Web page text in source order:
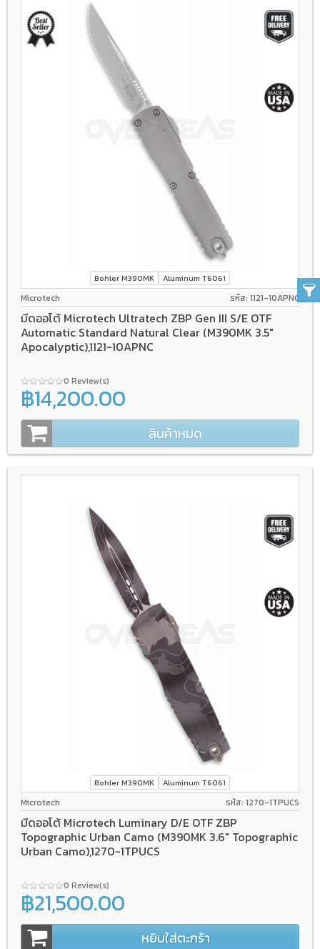
Bohler M390MK Aluminum T6061
Microtech รหัส: 1121-10APNC
มีดออโต้ Microtech Ultratech ZBP Gen III S/E OTF
Automatic Standard Natural Clear (M390MK 3.5"
Apocalyptic),1121-10APNC
0 Review(s)
฿14,200.00
สินค้าหมด
Bohler M390MK Aluminum T6061
Microtech รหัส: 1270-1TPUCS
มีดออโต้ Microtech Luminary D/E OTF ZBP
Topographic Urban Camo (M390MK 3.6" Topographic
Urban Camo),1270-1TPUCS
0 Review(s)
฿21,500.00
หยิบใส่ตะกร้า